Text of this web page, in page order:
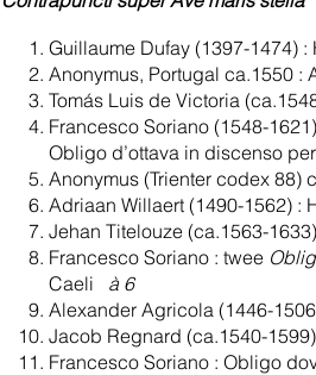
Guillaume Dufay (1397-1474)
Anonymus, Portugal ca.1550 :
Tomás Luis de Victoria
Francesco Soriano (1548-
Obligo d’ottava in discenso
Anonymus (Trienter codex 88)
Adriaan Willaert (1490-1562) :
Jehan Titelouze (ca.1563-
Francesco Soriano : twee
Caeli à 6
Alexander Agricola (1446-
Jacob Regnard (ca.1540-
Francesco Soriano : Obligo